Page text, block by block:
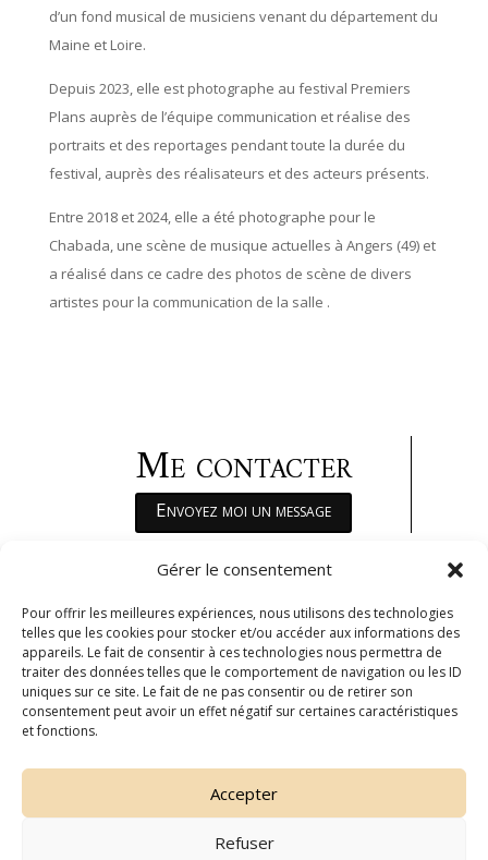
Gérer le consentement
Pour offrir les meilleures expériences, nous utilisons des technologies
telles que les cookies pour stocker et/ou accéder aux informations des
appareils. Le fait de consentir à ces technologies nous permettra de
traiter des données telles que le comportement de navigation ou les ID
uniques sur ce site. Le fait de ne pas consentir ou de retirer son
consentement peut avoir un effet négatif sur certaines caractéristiques
et fonctions.
Accepter
Refuser
d’un fond musical de musiciens venant du département du
Maine et Loire.
Depuis 2023, elle est photographe au festival Premiers
Plans auprès de l’équipe communication et réalise des
portraits et des reportages pendant toute la durée du
festival, auprès des réalisateurs et des acteurs présents.
Entre 2018 et 2024, elle a été photographe pour le
Chabada, une scène de musique actuelles à Angers (49) et
a réalisé dans ce cadre des photos de scène de divers
artistes pour la communication de la salle .
Me contacter
Envoyez moi un message
Jeanne Bonnet
Photographe
Suivez moi sur